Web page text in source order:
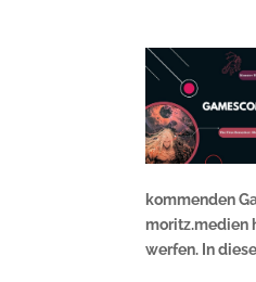
kommenden
moritz.medien
werfen. In